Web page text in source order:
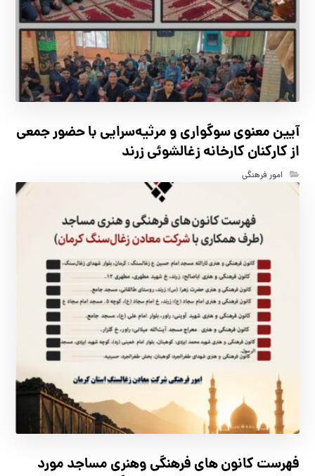
آیین معنوی سوگواری و مرثیه‌سرایی با حضور جمعی
از کارکنان كارخانه زغالشوئي زرند
امور فرهنگی
فهرست كانون هاي فرهنگي وهنري مساجد مورد